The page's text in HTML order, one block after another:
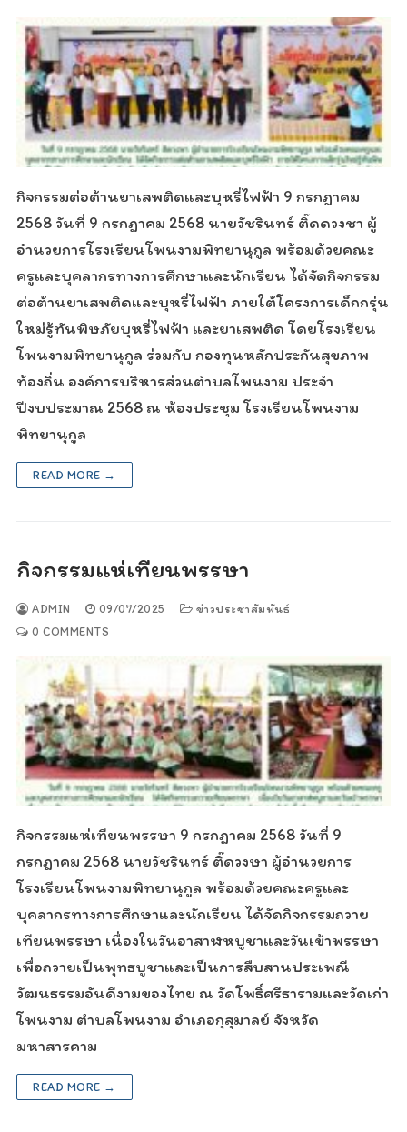
กิจกรรมต่อต้านยาเสพติดและบุหรี่ไฟฟ้า 9 กรกฎาคม
2568 วันที่ 9 กรกฎาคม 2568 นายวัชรินทร์ ติ๊ดดวงชา ผู้
อำนวยการโรงเรียนโพนงามพิทยานุกูล พร้อมด้วยคณะ
ครูและบุคลากรทางการศึกษาและนักเรียน ได้จัดกิจกรรม
ต่อต้านยาเสพติดและบุหรี่ไฟฟ้า ภายใต้โครงการเด็กกรุ่น
ใหม่รู้ทันพิษภัยบุหรี่ไฟฟ้า และยาเสพติด โดยโรงเรียน
โพนงามพิทยานุกูล ร่วมกับ กองทุนหลักประกันสุขภาพ
ท้องถิ่น องค์การบริหารส่วนตำบลโพนงาม ประจำ
ปีงบประมาณ 2568 ณ ห้องประชุม โรงเรียนโพนงาม
พิทยานุกูล
READ MORE →
กิจกรรมแห่เทียนพรรษา
ADMIN 09/07/2025
ข่าวประชาสัมพันธ์
0 COMMENTS
กิจกรรมแห่เทียนพรรษา 9 กรกฎาคม 2568 วันที่ 9
กรกฎาคม 2568 นายวัชรินทร์ ติ๊ดวงษา ผู้อำนวยการ
โรงเรียนโพนงามพิทยานุกูล พร้อมด้วยคณะครูและ
บุคลากรทางการศึกษาและนักเรียน ได้จัดกิจกรรมถวาย
เทียนพรรษา เนื่องในวันอาสาฬหบูชาและวันเข้าพรรษา
เพื่อถวายเป็นพุทธบูชาและเป็นการสืบสานประเพณี
วัฒนธรรมอันดีงามของไทย ณ วัดโพธิ์ศรีธารามและวัดเก่า
โพนงาม ตำบลโพนงาม อำเภอกุสุมาลย์ จังหวัด
มหาสารคาม
READ MORE →